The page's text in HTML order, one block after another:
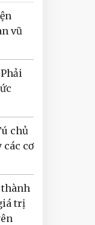
vũ
chủ
cơ
thành
trị